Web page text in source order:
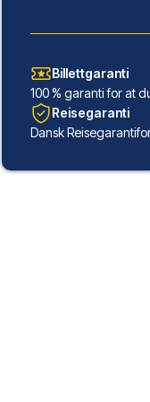
Billettgaranti
100 % garanti for at
Reisegaranti
Dansk